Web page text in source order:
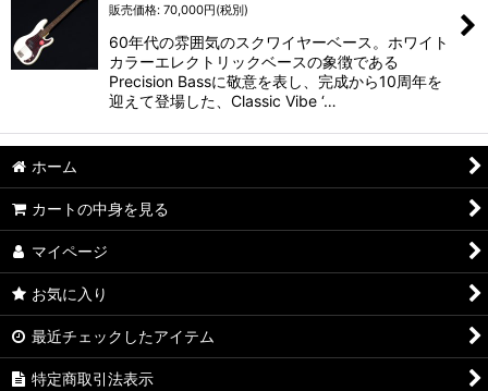
70,000円(税別)
60年代の雰囲気のスクワイヤーベース。ホワイト
カラーエレクトリックベースの象徴である
Precision Bassに敬意を表し、完成から10周年を
迎えて登場した、Classic Vibe ‘…
ホーム
カートの中身を見る
マイページ
お気に入り
最近チェックしたアイテム
特定商取引法表示